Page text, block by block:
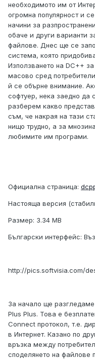
необходимото им от
огромна популярност и
начини за
обаче и други варианти
файлове. Днес ще се
система, която
Използването на DC++
масово сред
й се обърне внимание.
софтуер, нека заедно да
разберем какво
съм, че накрая на тази
нищо трудно, а за
любимите им програми.
Официална страница:
Настояща версия
Размер: 3.34 MB
Български интерфейс:
http://pics.softvisia.com/
За начало ще
Plus Plus. Това е
Connect протокол, т.е.
в Интернет. Казано по
връзка между
споделянето на файлове